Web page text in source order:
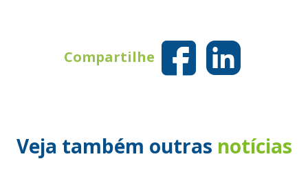
Compartilhe
Veja também outras notícias